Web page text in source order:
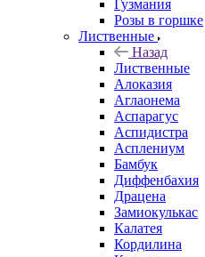
Гузмания
Розы в горшке
Лиственные
Назад
Лиственные
Алоказия
Аглаонема
Аспарагус
Аспидистра
Асплениум
Бамбук
Диффенбахия
Драцена
Замиокулькас
Калатея
Кордилина